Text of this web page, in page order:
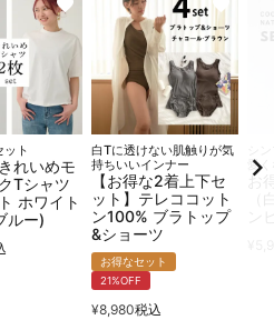
ット
れいめモ
Tシャツ
ホワイト
ルー)
白Tに透けない肌触りが気
持ちいいインナー
【お得な2着上下セ
ット】テレココット
ン100% ブラトップ
&ショーツ
お得なセット
21%OFF
¥8,980税込
愛
お